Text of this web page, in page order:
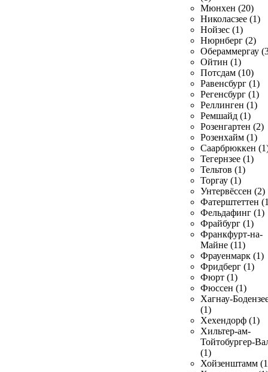
Мюнхен (20)
Николасзее (1)
Нойзес (1)
Нюрнберг (2)
Обераммергау
Ойтин (1)
Потсдам (10)
Равенсбург (1)
Регенсбург (1)
Реллинген (1)
Ремшайд (1)
Розенгартен (2)
Розенхайм (1)
Саарбрюккен
Тегернзее (1)
Тельтов (1)
Торгау (1)
Унтервёссен (2)
Фатерштеттен
Фельдафинг (1)
Фрайбург (1)
Франкфурт-на-
Майне (11)
Фрауенмарк (1)
Фридберг (1)
Фюрт (1)
Фюссен (1)
Хагнау-
(1)
Хехендорф (1)
Хильтер-ам-
Тойтобургер-
(1)
Хойзенштамм